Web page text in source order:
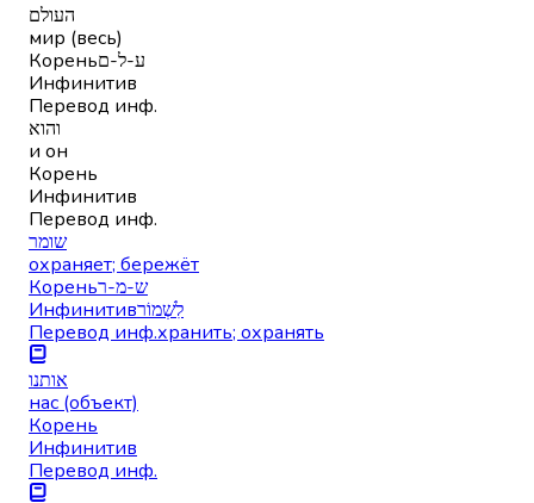
העולם
мир (весь)
Кореньע-ל-ם
Инфинитив
Перевод инф.
והוא
и он
Корень
Инфинитив
Перевод инф.
שומר
охраняет; бережёт
Кореньש-מ-ר
Инфинитивלִשְׁמוֹר
Перевод инф.хранить; охранять
אותנו
нас (объект)
Корень
Инфинитив
Перевод инф.